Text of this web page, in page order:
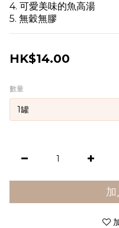
4. 可愛美味的魚高湯
5. 無穀無膠
HK$14.00
數量